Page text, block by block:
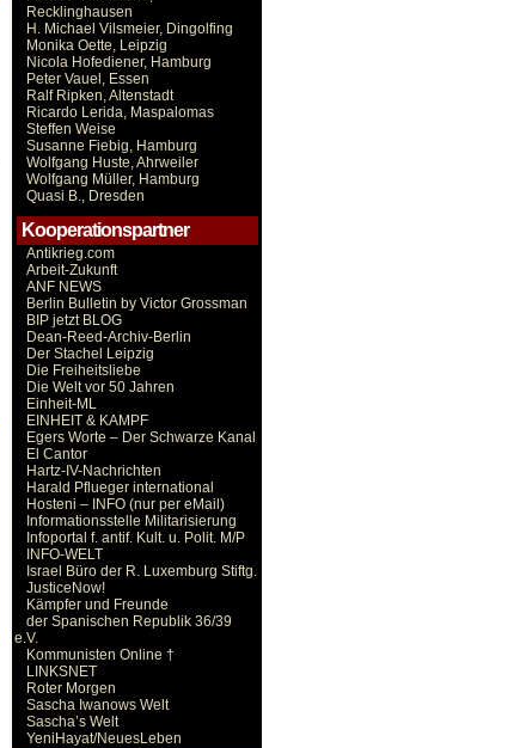
Recklinghausen
H. Michael Vilsmeier, Dingolfing
Monika Oette, Leipzig
Nicola Hofediener, Hamburg
Peter Vauel, Essen
Ralf Ripken, Altenstadt
Ricardo Lerida, Maspalomas
Steffen Weise
Susanne Fiebig, Hamburg
Wolfgang Huste, Ahrweiler
Wolfgang Müller, Hamburg
Quasi B., Dresden
Kooperationspartner
Antikrieg.com
Arbeit-Zukunft
ANF NEWS
Berlin Bulletin by Victor Grossman
BIP jetzt BLOG
Dean-Reed-Archiv-Berlin
Der Stachel Leipzig
Die Freiheitsliebe
Die Welt vor 50 Jahren
Einheit-ML
EINHEIT & KAMPF
Egers Worte – Der Schwarze Kanal
El Cantor
Hartz-IV-Nachrichten
Harald Pflueger international
Hosteni – INFO (nur per eMail)
Informationsstelle Militarisierung
Infoportal f. antif. Kult. u. Polit. M/P
INFO-WELT
Israel Büro der R. Luxemburg Stiftg.
JusticeNow!
Kämpfer und Freunde
der Spanischen Republik 36/39
e.V.
Kommunisten Online †
LINKSNET
Roter Morgen
Sascha Iwanows Welt
Sascha’s Welt
YeniHayat/NeuesLeben